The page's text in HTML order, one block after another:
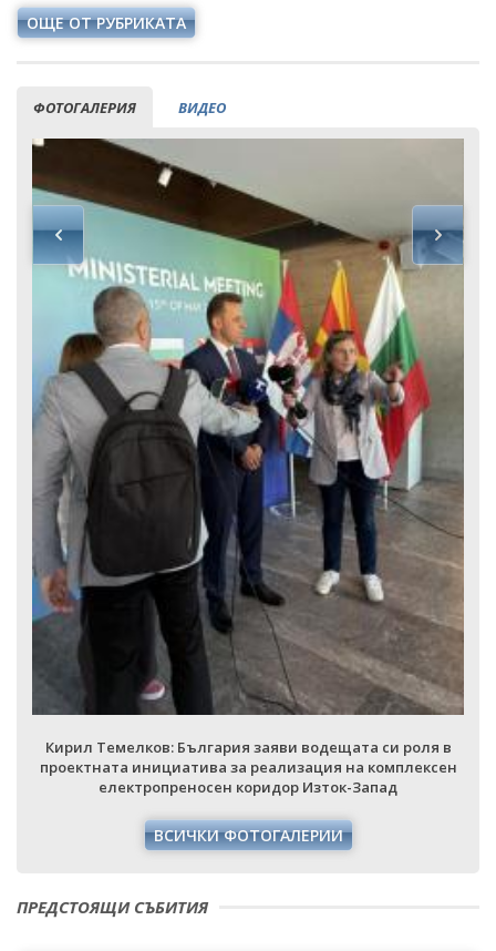
ОЩЕ ОТ РУБРИКАТА
ФОТОГАЛЕРИЯ ВИДЕО
Кирил Темелков: България заяви водещата си роля в
проектната инициатива за реализация на комплексен
електропреносен коридор Изток-Запад
ВСИЧКИ ФОТОГАЛЕРИИ
ПРЕДСТОЯЩИ СЪБИТИЯ